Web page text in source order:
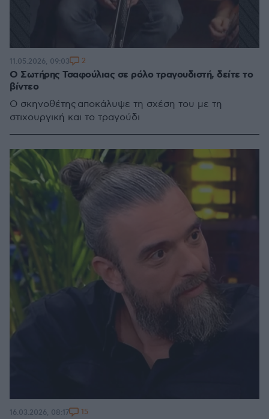
Ο Σωτήρης Τσαφούλιας σε ρόλο τραγουδιστή, δείτε το
βίντεο
Ο σκηνοθέτης αποκάλυψε τη σχέση του με τη
στιχουργική και το τραγούδι
11.05.2026, 09:03 2
16.03.2026, 08:17 15